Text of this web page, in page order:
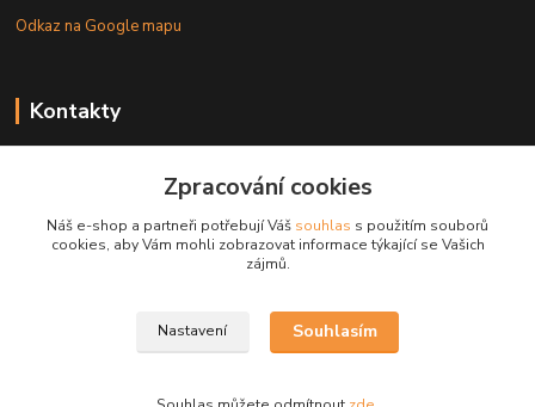
Odkaz na Google mapu
Kontakty
+ 420 608 777 028
obchod@golemreklama.cz
Zpracování cookies
Náš e-shop a partneři potřebují Váš souhlas s použitím souborů
cookies, aby Vám mohli zobrazovat informace týkající se Vašich
zájmů.
Nastavení Souhlasím